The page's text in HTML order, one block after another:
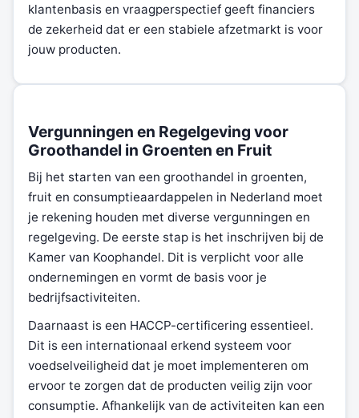
klantenbasis en vraagperspectief geeft financiers
de zekerheid dat er een stabiele afzetmarkt is voor
jouw producten.
Vergunningen en Regelgeving voor
Groothandel in Groenten en Fruit
Bij het starten van een groothandel in groenten,
fruit en consumptieaardappelen in Nederland moet
je rekening houden met diverse vergunningen en
regelgeving. De eerste stap is het inschrijven bij de
Kamer van Koophandel. Dit is verplicht voor alle
ondernemingen en vormt de basis voor je
bedrijfsactiviteiten.
Daarnaast is een HACCP-certificering essentieel.
Dit is een internationaal erkend systeem voor
voedselveiligheid dat je moet implementeren om
ervoor te zorgen dat de producten veilig zijn voor
consumptie. Afhankelijk van de activiteiten kan een